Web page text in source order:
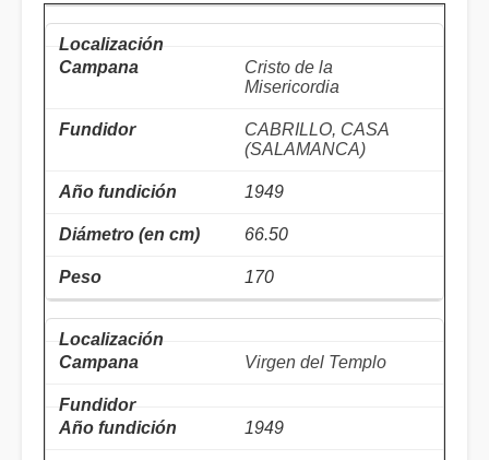
Cristo de la
Misericordia
CABRILLO, CASA
(SALAMANCA)
1949
66.50
170
Virgen del Templo
1949